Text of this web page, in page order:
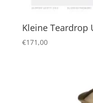
Kleine Teardrop
€171,00